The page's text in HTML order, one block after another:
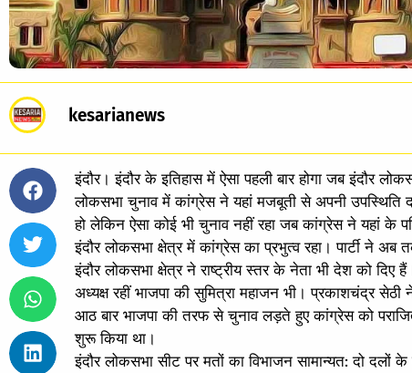
kesarianews
इंदौर। इंदौर के इतिहास में ऐसा पहली बार होगा जब इंदौर
लोकसभा चुनाव में कांग्रेस ने यहां मजबूती से अपनी उपस्थिति
हो लेकिन ऐसा कोई भी चुनाव नहीं रहा जब कांग्रेस ने यहां के
इंदौर लोकसभा क्षेत्र में कांग्रेस का प्रभुत्व रहा। पार्टी ने
इंदौर लोकसभा क्षेत्र ने राष्ट्रीय स्तर के नेता भी देश को
अध्यक्ष रहीं भाजपा की सुमित्रा महाजन भी। प्रकाशचंद्र
आठ बार भाजपा की तरफ से चुनाव लड़ते हुए कांग्रेस को
शुरू किया था।
इंदौर लोकसभा सीट पर मतों का विभाजन सामान्यत: दो दलों